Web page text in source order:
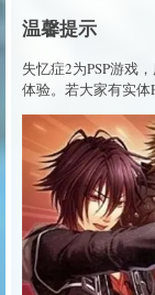
温馨提示
失忆症2为PSP游戏
体验。若大家有实体